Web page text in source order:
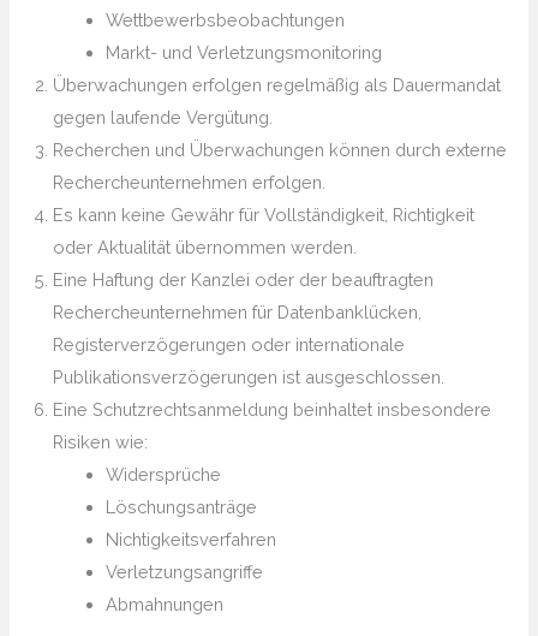
Wettbewerbsbeobachtungen
Markt- und Verletzungsmonitoring
Überwachungen erfolgen regelmäßig als Dauermandat
gegen laufende Vergütung.
Recherchen und Überwachungen können durch externe
Rechercheunternehmen erfolgen.
Es kann keine Gewähr für Vollständigkeit, Richtigkeit
oder Aktualität übernommen werden.
Eine Haftung der Kanzlei oder der beauftragten
Rechercheunternehmen für Datenbanklücken,
Registerverzögerungen oder internationale
Publikationsverzögerungen ist ausgeschlossen.
Eine Schutzrechtsanmeldung beinhaltet insbesondere
Risiken wie:
Widersprüche
Löschungsanträge
Nichtigkeitsverfahren
Verletzungsangriffe
Abmahnungen